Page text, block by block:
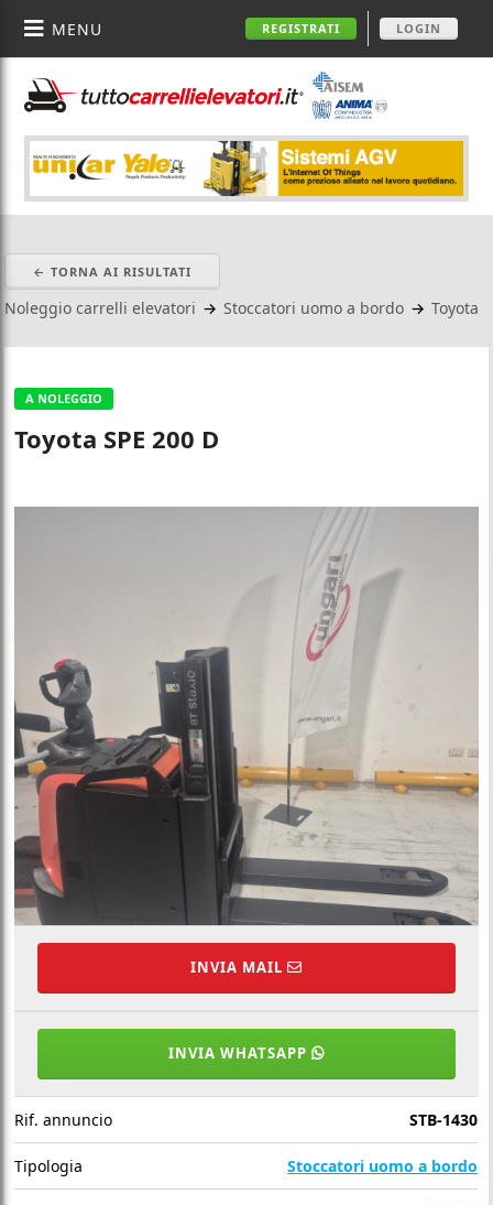
REGISTRATI LOGIN
MENU
← TORNA AI RISULTATI
Noleggio carrelli elevatori → Stoccatori uomo a bordo → Toyota
A NOLEGGIO
Toyota SPE 200 D
INVIA MAIL
INVIA WHATSAPP
Rif. annuncio STB-1430
Tipologia Stoccatori uomo a bordo